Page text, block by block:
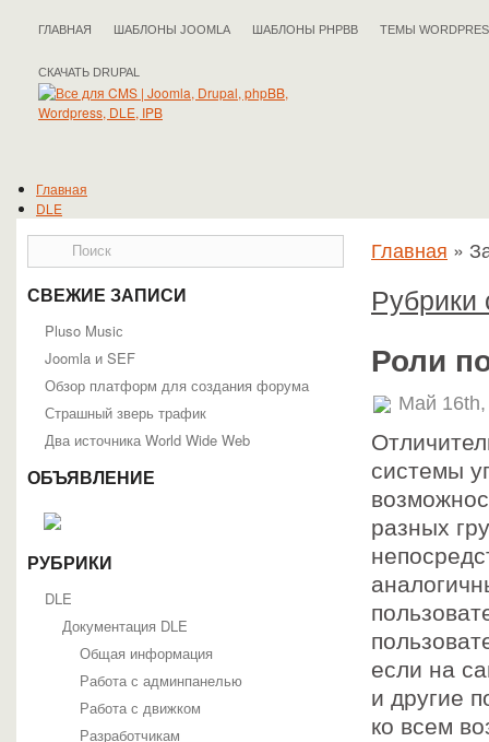
ГЛАВНАЯ ШАБЛОНЫ JOOMLA ШАБЛОНЫ PHPBB ТЕМЫ
СКАЧАТЬ DRUPAL
Главная
DLE
Joomla
phpBB
WordPress
Полезные статьи
СВЕЖИЕ ЗАПИСИ
Pluso Musiс
Joomla и SEF
Обзор платформ для создания форума
Страшный зверь трафик
Два источника World Wide Web
ОБЪЯВЛЕНИЕ
РУБРИКИ
DLE
Документация DLE
Общая информация
Работа с админпанелью
Работа с движком
Разработчикам
Главная »
Рубрики
Роли
Май
системы
разных
если на
и другие
ко всем